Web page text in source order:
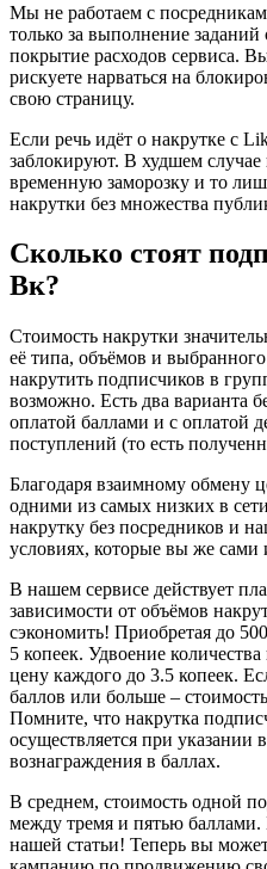
Мы не работаем с
только за выполнение
покрытие расходов сервиса.
рискуете нарваться на
свою страницу.
Если речь идёт о накрутке с
заблокируют. В худшем
временную заморозку и то
накрутки без множества
Сколько стоят
Вк?
Стоимость накрутки
её типа, объёмов и
накрутить подписчиков в
возможно. Есть два варианта
оплатой баллами и с оплатой
поступлений (то есть
Благодаря взаимному обмену
одними из самых низких в
накрутку без посредников и
условиях, которые вы же сами
В нашем сервисе действует
зависимости от объёмов
сэкономить! Приобретая до
5 копеек. Удвоение
цену каждого до 3.5 копеек.
баллов или больше –
Помните, что накрутка
осуществляется при
вознаграждения в баллах.
В среднем, стоимость одной
между тремя и пятью баллами.
нашей статьи! Теперь вы